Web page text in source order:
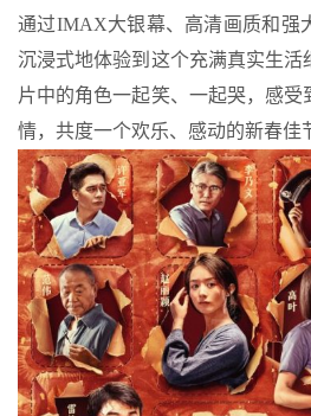
通过IMAX大银幕、高清画质和强
沉浸式地体验到这个充满真实生活
片中的角色一起笑、一起哭，感
情，共度一个欢乐、感动的新春佳